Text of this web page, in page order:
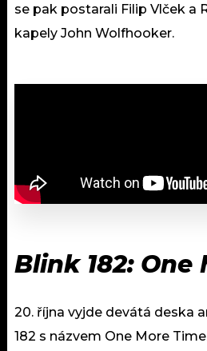
se pak postarali Filip Vlček a
kapely John Wolfhooker.
Blink 182: One
20. října vyjde devátá deska
182 s názvem One More